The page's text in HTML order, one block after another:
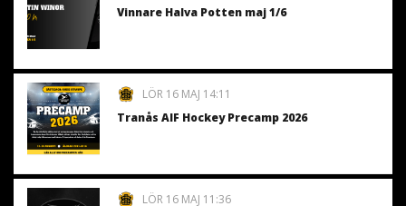
Vinnare Halva Potten maj 1/6
LÖR 16 MAJ 14:11
Tranås AIF Hockey Precamp 2026
LÖR 16 MAJ 11:36